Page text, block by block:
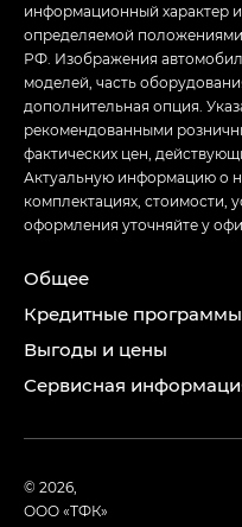
информационный характер
определяемой положениями
РФ. Изображения
моделей, часть
дополнительная опция.
рекомендованными
фактических цен,
Актуальную информацию о
комплектациях, стоимости,
оформления уточняйте у
Общее
Кредитные программы
Выгоды и цены
Сервисная
© 2026,
ООО «ТФК»